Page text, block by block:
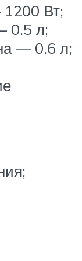
Вт;
0.5 л;
— 0.6 л;